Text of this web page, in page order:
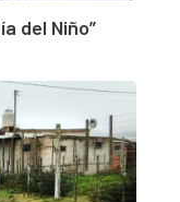
del Niño”